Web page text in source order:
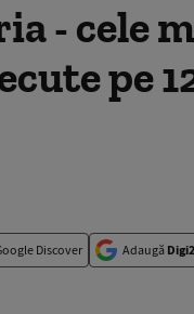
- cele
pe
Discover Adaugă